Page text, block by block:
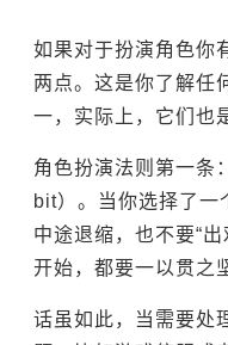
如果对于扮演角色你
两点。这是你了解任
一，实际上，它们也
角色扮演法则第一条
bit）。当你选择了一
中途退缩，也不要“
开始，都要一以贯之
话虽如此，当需要处